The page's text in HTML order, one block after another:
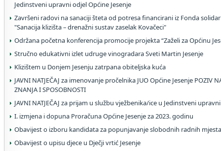
Jedinstveni upravni odjel Općine Jesenje
Završeni radovi na sanaciji šteta od potresa financirani iz Fonda
"Sanacija klizišta – drenažni sustav zaselak Kovačeci"
Održana početna konferencija promocije projekta “Zaželi za Općinu
Stručno edukativni izlet udruge vinogradara Sveti Martin Jesenje
Klizištem u Donjem Jesenju zatrpana obiteljska kuća
JAVNI NATJEČAJ za imenovanje pročelnika JUO Općine Jesenje POZIV
ZNANJA I SPOSOBNOSTI
JAVNI NATJEČAJ za prijam u službu vježbenika/ice u Jedinstveni
I. izmjena i dopuna Proračuna Općine Jesenje za 2023. godinu
Obavijest o izboru kandidata za popunjavanje slobodnih radnih mjesta
Obavijest o upisu djece u Dječji vrtić Jesenje